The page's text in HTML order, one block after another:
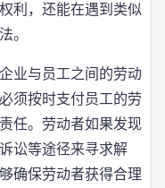
利，还能在遇到类似
。
业与员工之间的劳动
须按时支付员工的劳
任。劳动者如果发现
讼等途径来寻求解
确保劳动者获得合理